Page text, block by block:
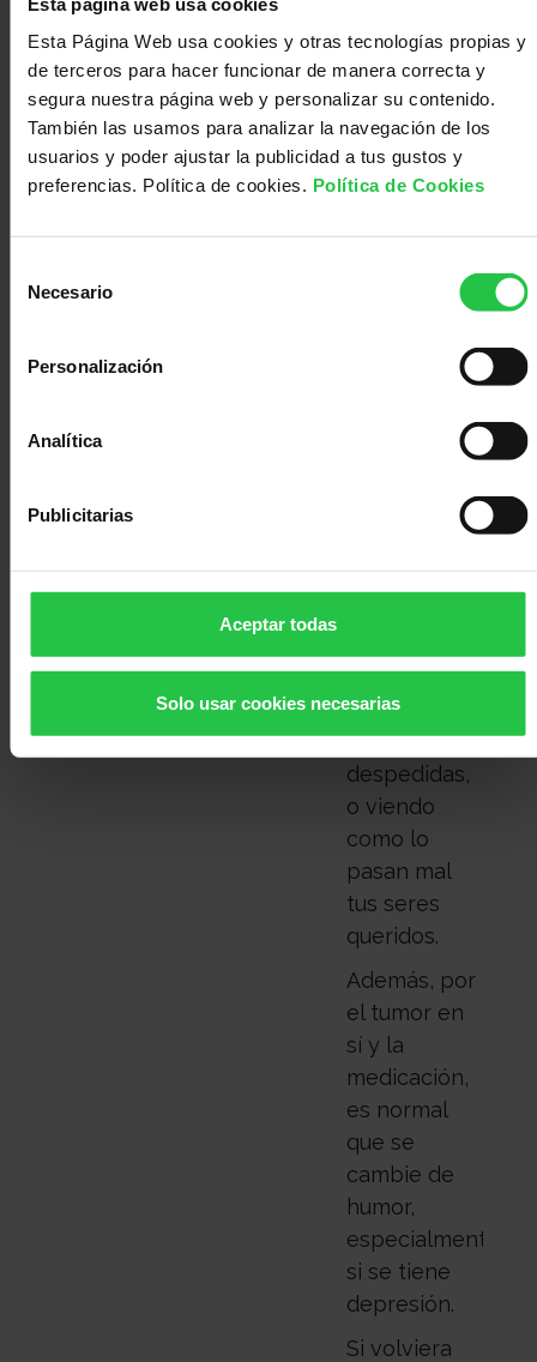
Esta Página Web usa cookies y otras tecnologías propias y
de terceros para hacer funcionar de manera correcta y
segura nuestra página web y personalizar su contenido.
También las usamos para analizar la navegación de los
usuarios y poder ajustar la publicidad a tus gustos y
preferencias. Política de cookies. Política de Cookies
Necesario
Personalización
Analítica
Publicitarias
Aceptar todas
Solo usar cookies necesarias
Según me
informé,
efectivamente
era algo
normal de
las etapas
para sufrir
menos con
esas
despedidas,
o viendo
como lo
pasan mal
tus seres
queridos.
Además, por
el tumor en
sí y la
medicación,
es normal
que se
cambie de
humor,
especialmente
si se tiene
depresión.
Si volviera